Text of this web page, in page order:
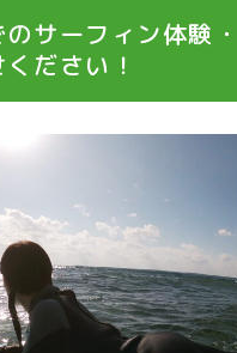
サーフィン体験
ださい！